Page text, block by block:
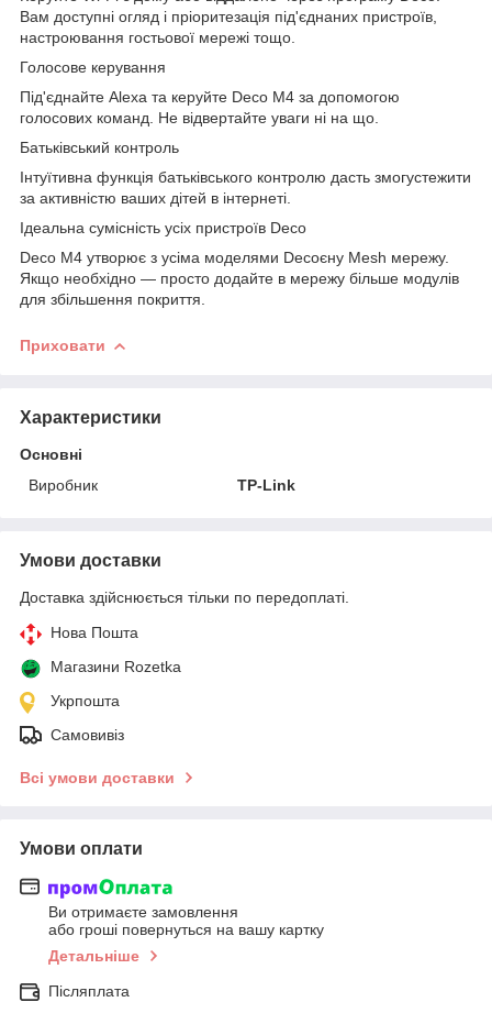
Вам доступні огляд і пріоритезація під'єднаних пристроїв,
настроювання гостьової мережі тощо.
Голосове керування
Під'єднайте Alexa та керуйте Deco M4 за допомогою
голосових команд. Не відвертайте уваги ні на що.
Батьківський контроль
Інтуїтивна функція батьківського контролю дасть змогустежити
за активністю ваших дітей в інтернеті.
Ідеальна сумісність усіх пристроїв Deco
Deco M4 утворює з усіма моделями Decoєну Mesh мережу.
Якщо необхідно — просто додайте в мережу більше модулів
для збільшення покриття.
Приховати
Характеристики
Основні
Виробник
TP-Link
Умови доставки
Доставка здійснюється тільки по передоплаті.
Нова Пошта
Магазини Rozetka
Укрпошта
Самовивіз
Всі умови доставки
Умови оплати
Ви отримаєте замовлення
або гроші повернуться на вашу картку
Детальніше
Післяплата